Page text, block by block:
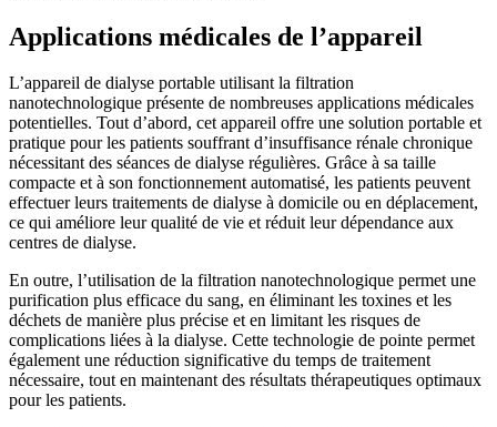
Applications médicales de l’appareil
L’appareil de dialyse portable utilisant la filtration
nanotechnologique présente de nombreuses applications médicales
potentielles. Tout d’abord, cet appareil offre une solution portable et
pratique pour les patients souffrant d’insuffisance rénale chronique
nécessitant des séances de dialyse régulières. Grâce à sa taille
compacte et à son fonctionnement automatisé, les patients peuvent
effectuer leurs traitements de dialyse à domicile ou en déplacement,
ce qui améliore leur qualité de vie et réduit leur dépendance aux
centres de dialyse.
En outre, l’utilisation de la filtration nanotechnologique permet une
purification plus efficace du sang, en éliminant les toxines et les
déchets de manière plus précise et en limitant les risques de
complications liées à la dialyse. Cette technologie de pointe permet
également une réduction significative du temps de traitement
nécessaire, tout en maintenant des résultats thérapeutiques optimaux
pour les patients.